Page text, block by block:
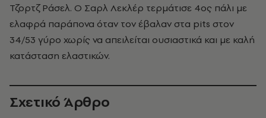
Τζορτζ Ράσελ. Ο Σαρλ Λεκλέρ τερμάτισε 4ος πάλι με
ελαφρά παράπονα όταν τον έβαλαν στα pits στον
34/53 γύρο χωρίς να απειλείται ουσιαστικά και με καλή
κατάσταση ελαστικών.
Σχετικό Άρθρο